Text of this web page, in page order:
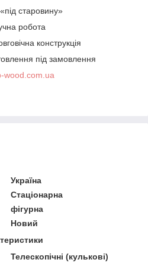
старовину»
робота
конструкція
під замовлення
wood.com.ua
Україна
Стаціонарна
фігурна
Новий
Телескопічні (кулькові)